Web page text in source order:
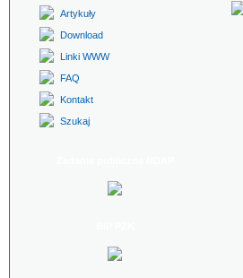
Artykuły
Download
Linki WWW
FAQ
Kontakt
Szukaj